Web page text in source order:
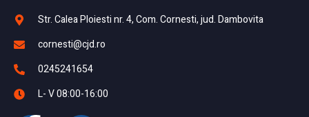
Str. Calea Ploiesti nr. 4, Com. Cornesti, jud. Dambovita
cornesti@cjd.ro
0245241654
L- V 08:00-16:00